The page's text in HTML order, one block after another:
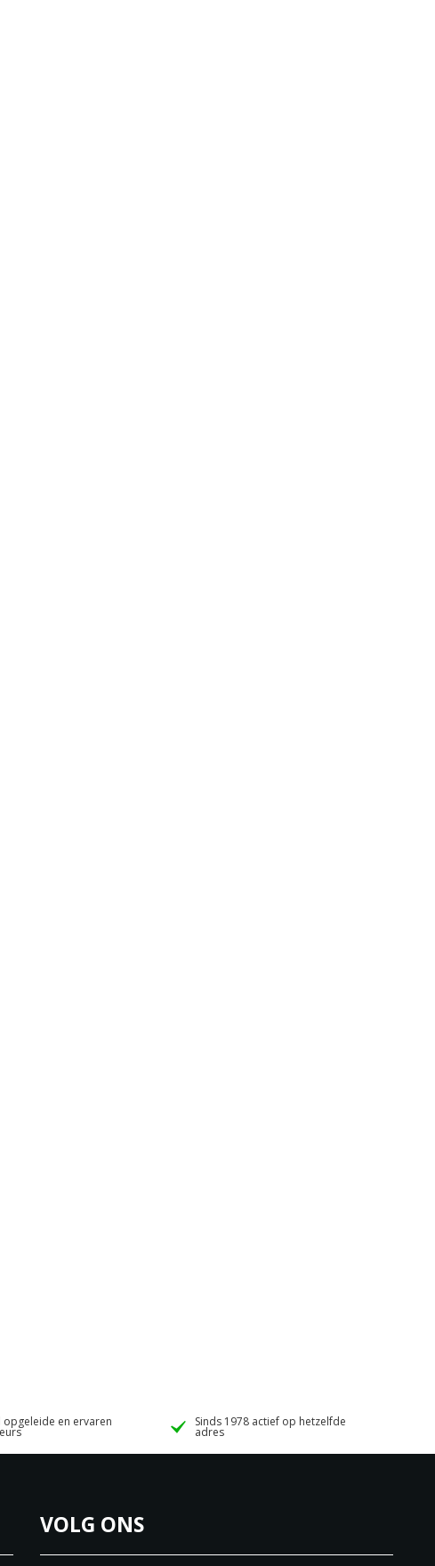
opgeleide en ervaren Sinds 1978 actief op hetzelfde
adres
VOLG ONS